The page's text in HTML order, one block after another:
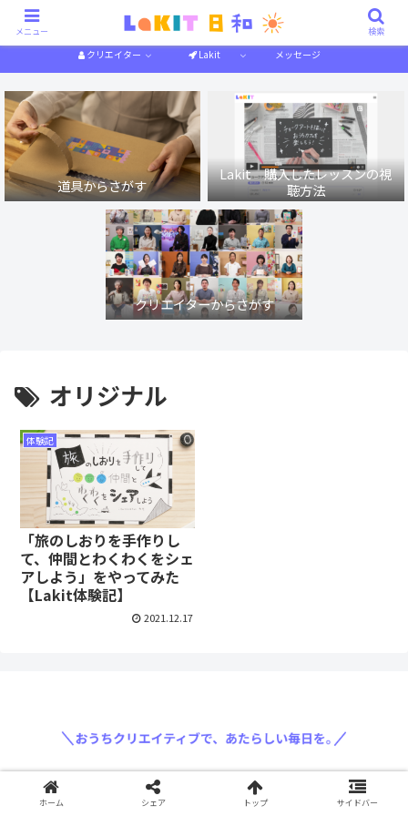
作り方解説 特集一覧
クリエイター Lakit メッセージ
道具からさがす
Lakit 購入したレッスンの視
聴方法
クリエイターからさがす
オリジナル
体験記
「旅のしおりを手作りし
て、仲間とわくわくをシェ
アしよう」をやってみた
【Lakit体験記】
2021.12.17
〈運営会社: 三菱鉛筆株式会社〉
メニュー 検索
ホーム シェア トップ サイドバー